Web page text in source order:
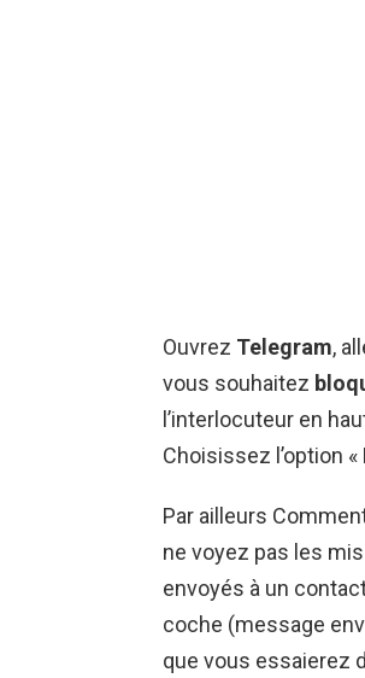
Ouvrez Telegram,
vous souhaitez
l’interlocuteur en
Choisissez l’option «
Par ailleurs
ne voyez pas les
envoyés à un
coche (message
que vous essaierez